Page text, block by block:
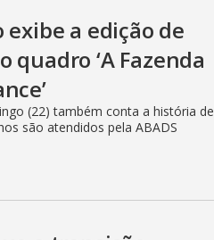
exibe a edição de
quadro ‘A Fazenda
(22) também conta a história de
são atendidos pela ABADS